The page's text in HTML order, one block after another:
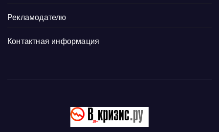
Рекламодателю
Контактная информация